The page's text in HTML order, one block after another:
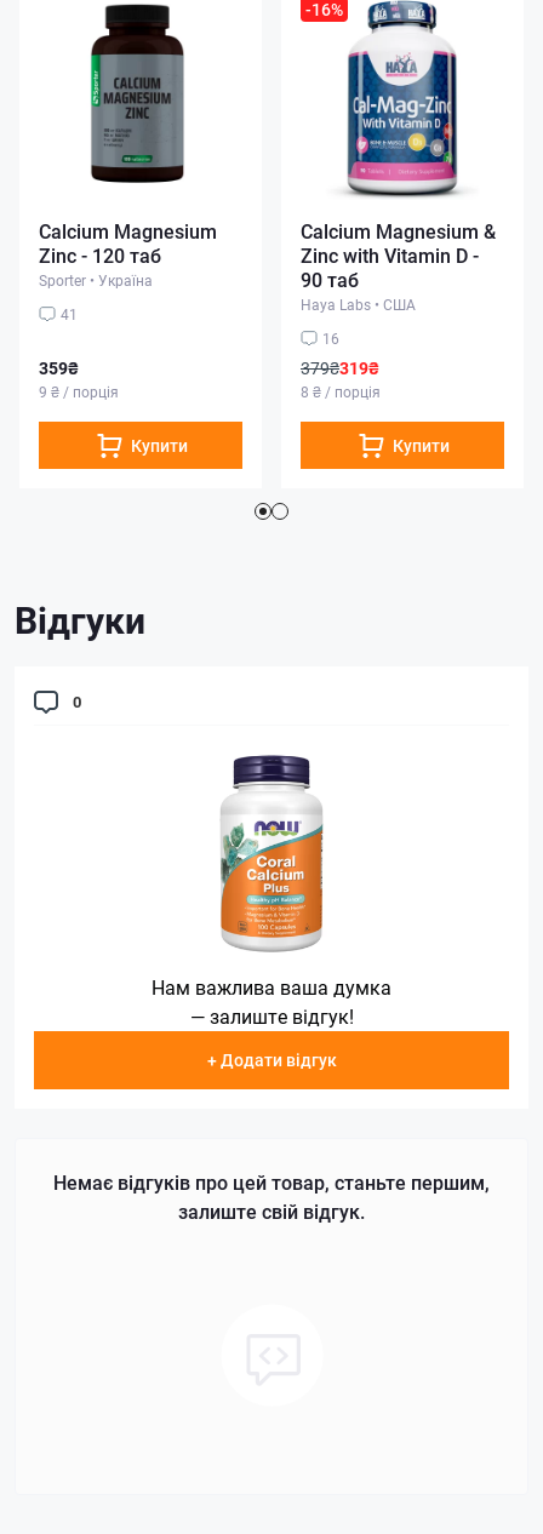
Calcium Magnesium
Zinc - 120 таб
Sporter • Україна
41
359₴
9 ₴ / порція
Купити
-16%
Calcium Magnesium &
Zinc with Vitamin D -
90 таб
Haya Labs • США
16
379₴319₴
8 ₴ / порція
Купити
Відгуки
0
Нам важлива ваша думка
— залиште відгук!
+ Додати відгук
Немає відгуків про цей товар, станьте першим,
залиште свій відгук.